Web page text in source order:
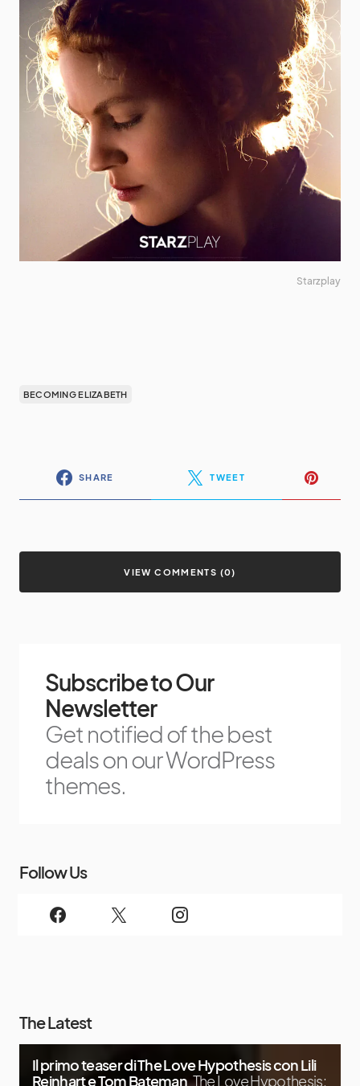
Starzplay
BECOMING ELIZABETH
SHARE TWEET
VIEW COMMENTS (0)
Subscribe to Our
Newsletter
Get notified of the best
deals on our WordPress
themes.
Follow Us
The Latest
Il primo teaser di The Love Hypothesis con Lili
Reinhart e Tom Bateman The Love Hypothesis: